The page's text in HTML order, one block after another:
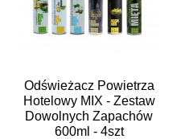
Odświeżacz Powietrza
Hotelowy MIX - Zestaw
Dowolnych Zapachów
600ml - 4szt